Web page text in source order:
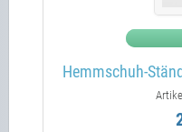
Hemmschuh-